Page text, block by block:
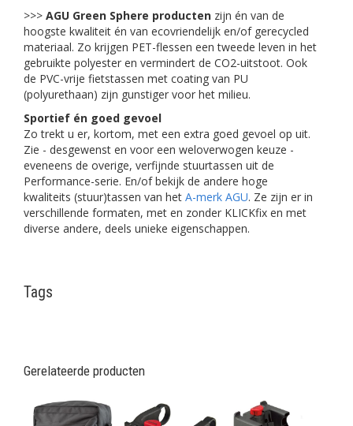
>>> AGU Green Sphere producten zijn én van de
hoogste kwaliteit én van ecovriendelijk en/of gerecycled
materiaal. Zo krijgen PET-flessen een tweede leven in het
gebruikte polyester en vermindert de CO2-uitstoot. Ook
de PVC-vrije fietstassen met coating van PU
(polyurethaan) zijn gunstiger voor het milieu.
Sportief én goed gevoel
Zo trekt u er, kortom, met een extra goed gevoel op uit.
Zie - desgewenst en voor een weloverwogen keuze -
eveneens de overige, verfijnde stuurtassen uit de
Performance-serie. En/of bekijk de andere hoge
kwaliteits (stuur)tassen van het A-merk AGU. Ze zijn er in
verschillende formaten, met en zonder KLICKfix en met
diverse andere, deels unieke eigenschappen.
Tags
Gerelateerde producten